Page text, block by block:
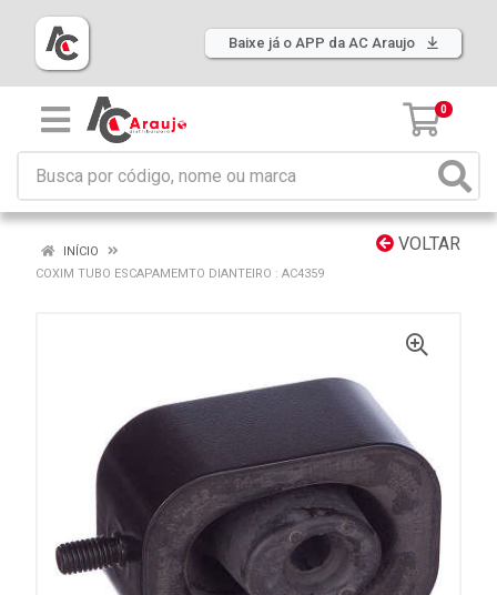
Baixe já o APP da AC Araujo
0
VOLTAR
INÍCIO
COXIM TUBO ESCAPAMEMTO DIANTEIRO : AC4359